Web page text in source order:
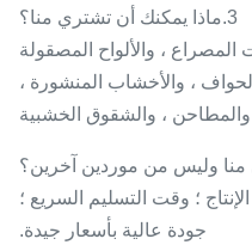
3.ماذا يمكنك أن تشتري منا؟
المصراع ، والألواح المصقولة
الحواف ، والأخشاب المنشورة ،
والمطاحن ، والشقوق الخشبية
جودة عالية بأسعار جيدة.